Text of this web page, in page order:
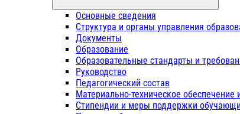
Основные сведения
Структура и органы управления
Документы
Образование
Образовательные стандарты и
Руководство
Педагогический состав
Материально-техническое
Стипендии и меры поддержки